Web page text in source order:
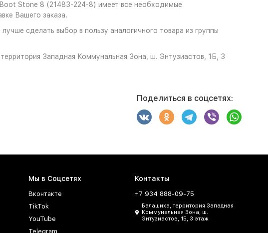
Stone 8 (21483-224-8) имеет все необходимые
Вашего заказа.
сделать выбор в пользу аналогичного товара из группы
Западная Коммунальная Зона, ш. Энтузиастов, 1Б, 3
Поделиться в соцсетях:
Мы в Соцсетях
Вконтакте
TikTok
YouTube
Telegram
Контакты
+7 934 888-09-75
Балашиха, территория Западная
Коммунальная Зона, ш.
Энтузиастов, 1Б, 3 этаж